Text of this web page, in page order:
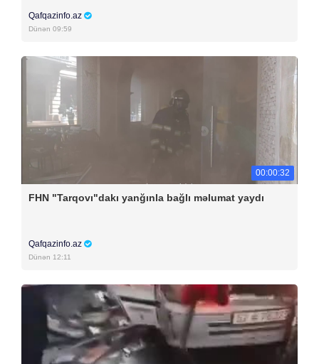
Qafqazinfo.az
Dünən 09:59
00:00:32
FHN "Tarqovı"dakı yanğınla bağlı məlumat yaydı
Qafqazinfo.az
Dünən 12:11